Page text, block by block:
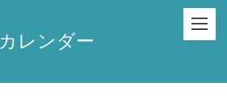
カレンダー